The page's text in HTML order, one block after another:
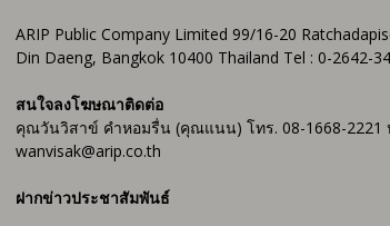
ARIP Public Company Limited 99/16-20
Din Daeng, Bangkok 10400 Thailand Tel : 0-2642-
สนใจลงโฆษณาติดต่อ
คุณวันวิสาข์ คำหอมรื่น (คุณแนน) โทร. 08-1668-2221
wanvisak@arip.co.th
ฝากข่าวประชาสัมพันธ์